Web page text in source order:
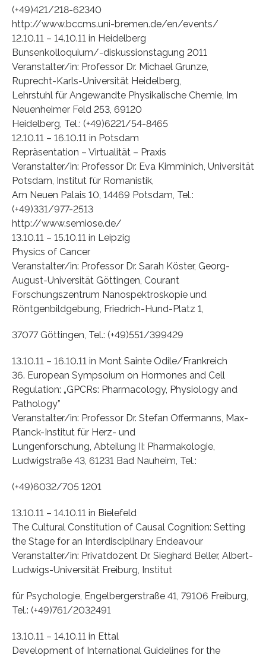
(+49)421/218-62340
http://www.bccms.uni-bremen.de/en/events/
12.10.11 – 14.10.11 in Heidelberg
Bunsenkolloquium/-diskussionstagung 2011
Veranstalter/in: Professor Dr. Michael Grunze,
Ruprecht-Karls-Universität Heidelberg,
Lehrstuhl für Angewandte Physikalische Chemie, Im
Neuenheimer Feld 253, 69120
Heidelberg, Tel.: (+49)6221/54-8465
12.10.11 – 16.10.11 in Potsdam
Repräsentation – Virtualität – Praxis
Veranstalter/in: Professor Dr. Eva Kimminich, Universität
Potsdam, Institut für Romanistik,
Am Neuen Palais 10, 14469 Potsdam, Tel.:
(+49)331/977-2513
http://www.semiose.de/
13.10.11 – 15.10.11 in Leipzig
Physics of Cancer
Veranstalter/in: Professor Dr. Sarah Köster, Georg-
August-Universität Göttingen, Courant
Forschungszentrum Nanospektroskopie und
Röntgenbildgebung, Friedrich-Hund-Platz 1,
37077 Göttingen, Tel.: (+49)551/399429
13.10.11 – 16.10.11 in Mont Sainte Odile/Frankreich
36. European Sympsoium on Hormones and Cell
Regulation: „GPCRs: Pharmacology, Physiology and
Pathology”
Veranstalter/in: Professor Dr. Stefan Offermanns, Max-
Planck-Institut für Herz- und
Lungenforschung, Abteilung II: Pharmakologie,
Ludwigstraße 43, 61231 Bad Nauheim, Tel.:
(+49)6032/705 1201
13.10.11 – 14.10.11 in Bielefeld
The Cultural Constitution of Causal Cognition: Setting
the Stage for an Interdisciplinary Endeavour
Veranstalter/in: Privatdozent Dr. Sieghard Beller, Albert-
Ludwigs-Universität Freiburg, Institut
für Psychologie, Engelbergerstraße 41, 79106 Freiburg,
Tel.: (+49)761/2032491
13.10.11 – 14.10.11 in Ettal
Development of International Guidelines for the